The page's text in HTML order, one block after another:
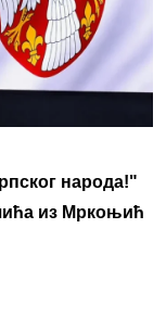
народа!"
из Мркоњић